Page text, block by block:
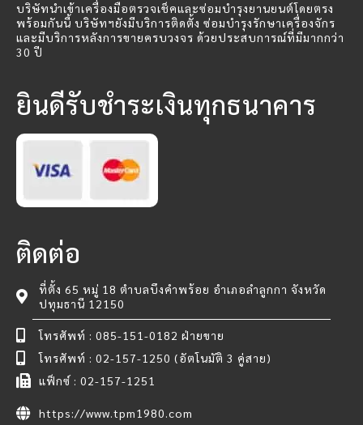
บริษัทนำเข้าเครื่องมือตรวจเช็คและซ่อมบำรุงยานยนต์โดยตรง
พร้อมกันนี้ บริษัทฯยังมีบริการติดตั้ง ซ่อมบำรุงรักษาเครื่องจักร
และมีบริการหลังการขายครบวงจร ด้วยประสบการณ์ที่มีมากกว่า
30 ปี
ยินดีรับชำระเงินทุกธนาคาร
ติดต่อ
ที่ตั้ง 65 หมู่ 18 ตำบลบึงคำพร้อย อำเภอลำลูกกา จังหวัด
ปทุมธานี 12150
โทรศัพท์ : 085-151-0182 ฝ่ายขาย
โทรศัพท์ : 02-157-1250 (อัตโนมัติ 3 คู่สาย)
แฟ็กซ์ : 02-157-1251
https://www.tpm1980.com